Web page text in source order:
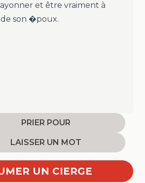
et être vraiment à
de son �poux.
PRIER POUR
LAISSER UN MOT
UN CIERGE